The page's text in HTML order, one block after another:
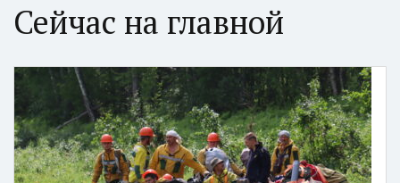
Сейчас на главной